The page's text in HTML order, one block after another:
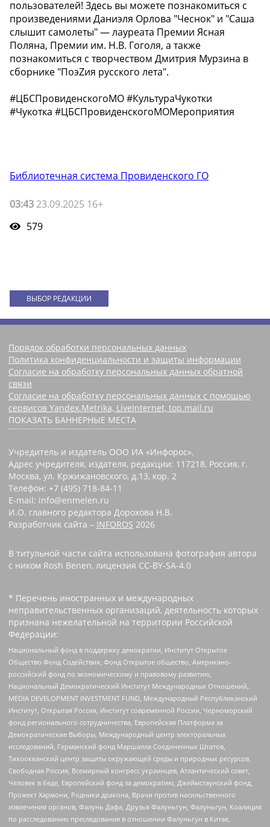
пользователей! Здесь вы можете познакомиться с
произведениями Даниэля Орлова "Чеснок" и "Саша
слышит самолеты" — лауреата Премии Ясная
Поляна, Премии им. Н.В. Гоголя, а также
познакомиться с творчеством Дмитрия Мурзина в
сборнике "ПоэZия русского лета".
#ЦБСПровиденскогоМО #КультураЧукотки
#Чукотка #ЦБСПровиденскогоМОМероприятия
Библиотечная система Провиденского ГО
03:43 23.09.2025 16+
579
ВЫБОР РЕДАКЦИИ
Порядок обработки персональных данных
Политика конфиденциальности и защиты информации
Согласие на обработку персональных данных обратной
связи
Согласие на обработку персональных данных с помощью
сервисов Yandex.Metrika, LiveInternet, top.mail.ru
ПОКАЗАТЬ БАННЕРНЫЕ МЕСТА
Учредитель и издатель ООО ИА «Инфорос».
Адрес учредителя, издателя, редакции: 117218, Россия, г.
Москва, ул. Кржижановского, д.13, кор. 2
Телефон: +7 (495) 718-84-11
E-mail: info@enmelen.ru
И.О. главного редактора Дорохова Н.В.
Разработчик сайта – INFOROS 2026
В титульной части сайта использована фотография автора
с ником Rosh Benen, лицензия CC-BY-SA-4.0
* Перечень иностранных и международных
неправительственных организаций, деятельность которых
признана нежелательной на территории Российской
Федерации:
Национальный фонд в поддержку демократии, Институт Открытое
Общество Фонд Содействия, Фонд Открытое общество, Американо-
российский фонд по экономическому и правовому развитию,
Национальный Демократический Институт Международных Отношений,
MEDIA DEVELOPMENT INVESTMENT FUND, Международный Республиканский
Институт, Открытая Россия, Институт современной России, Черноморский
фонд регионального сотрудничества, Европейская Платформа за
Демократические Выборы, Международный центр электоральных
исследований, Германский фонд Маршалла Соединенных Штатов,
Тихоокеанский центр защиты окружающей среды и природных ресурсов,
Свободная Россия, Всемирный конгресс украинцев, Атлантический совет,
Человек в беде, Европейский фонд за демократию, Джеймстаунский фонд,
Прожект Хармони, Родники дракона, Врачи против насильственного
извлечения органов, Фалунь Дафа, Друзья Фалуньгун, Фалуньгун, Коалиция
по расследованию преследования в отношении Фалуньгун в Китае,